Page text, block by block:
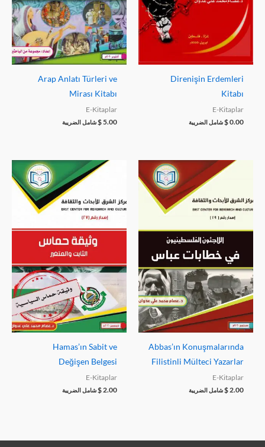
Direnişin Erdemleri
Kitabı
E-Kitaplar
$0.00 شامل الضريبة
Arap Anlatı Türleri ve
Mirası Kitabı
E-Kitaplar
$5.00 شامل الضريبة
Abbas’ın Konuşmalarında
Filistinli Mülteci Yazarlar
E-Kitaplar
$2.00 شامل الضريبة
Hamas’ın Sabit ve
Değişen Belgesi
E-Kitaplar
$2.00 شامل الضريبة